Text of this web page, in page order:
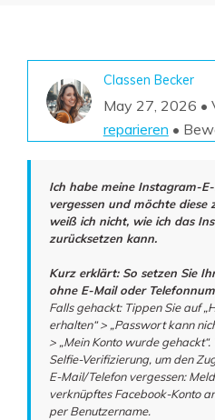
Verlorene/gel?schte
wiederherstellen
Weitere Produkte
Repairit - Datenreparatur
UBackit - Datensicherung
Classen Becker
May 27, 2026 •
reparieren •
Ich habe meine Instagram-
vergessen und möchte diese
weiß ich nicht, wie ich das
zurücksetzen kann.
Kurz erklärt: So setzen Sie
ohne E-Mail oder
Falls gehackt: Tippen Sie auf
erhalten“ > „Passwort kann
> „Mein Konto wurde
Selfie-Verifizierung, um den
E-Mail/Telefon vergessen:
verknüpftes Facebook-Konto
per Benutzername.